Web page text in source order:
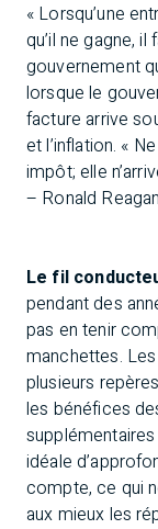
« Lorsqu’une
qu’il ne gagne,
gouvernement
lorsque le
facture arrive
et l’inflation. «
impôt; elle
– Ronald Reagan
Le fil
pendant des
pas en tenir
manchettes.
plusieurs
les bénéfices
idéale
compte, ce qui
aux mieux les